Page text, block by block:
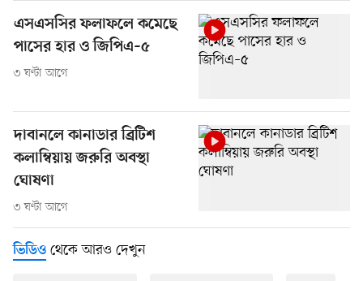
এসএসসির ফলাফলে কমেছে
পাসের হার ও জিপিএ–৫
৩ ঘণ্টা আগে
দাবানলে কানাডার ব্রিটিশ
কলাম্বিয়ায় জরুরি অবস্থা
ঘোষণা
৩ ঘণ্টা আগে
ভিডিও থেকে আরও দেখুন